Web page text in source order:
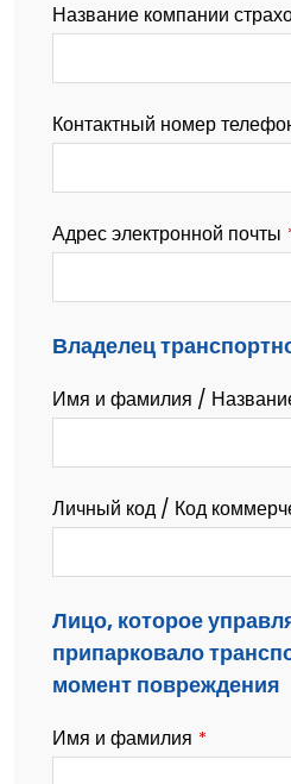
Название компании
Контактный номер
Адрес электронной почты
Владелец
Имя и фамилия /
Личный код / ​​Код
Лицо, которое
припарковало
момент повреждения
Имя и фамилия *